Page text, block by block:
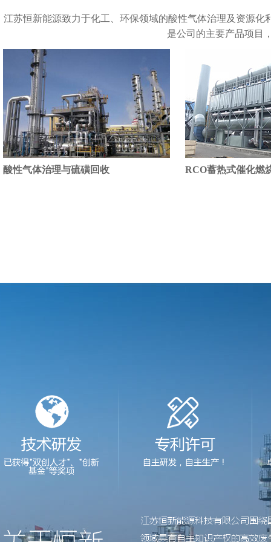
江苏恒新能源致力于化工、环保领域的酸性气体治理及资源
是公司的主要产品项目
酸性气体治理与硫磺回收 RCO蓄热式催化燃